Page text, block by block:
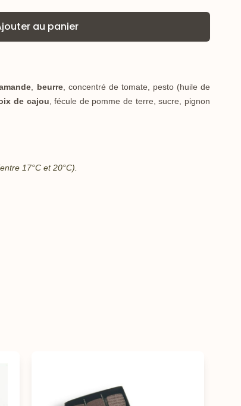
au panier
beurre, concentré de tomate, pesto (huile de
de cajou , fécule de pomme de terre, sucre, pignon
17°C et 20°C).